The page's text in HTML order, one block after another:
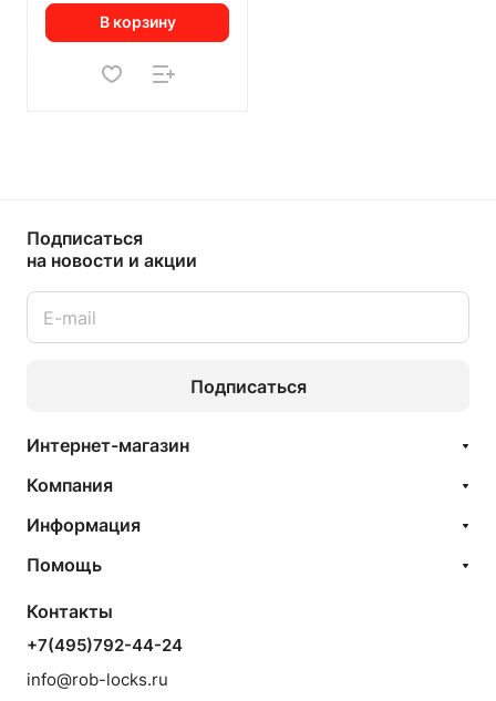
В корзину
Подписаться
на новости и акции
Подписаться
Интернет-магазин
Компания
Информация
Помощь
Контакты
+7(495)792-44-24
info@rob-locks.ru